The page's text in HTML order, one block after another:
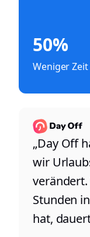
50%
Weniger
„Day Off
wir
Stunden
hat,